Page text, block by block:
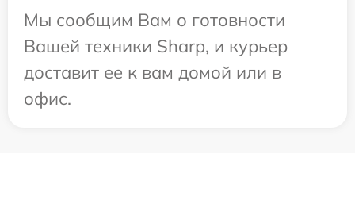
Мы сообщим Вам о готовности
Вашей техники Sharp, и курьер
доставит ее к вам домой или в
офис.